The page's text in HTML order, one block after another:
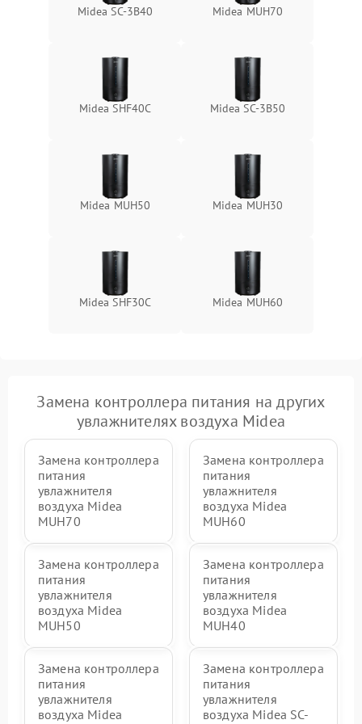
Midea SC-3B40 Midea MUH70
Midea SHF40C Midea SC-3B50
Midea MUH50 Midea MUH30
Midea SHF30C Midea MUH60
Замена контроллера питания на других
увлажнителях воздуха Midea
Замена контроллера
питания
увлажнителя
воздуха Midea
MUH70
Замена контроллера
питания
увлажнителя
воздуха Midea
MUH60
Замена контроллера
питания
увлажнителя
воздуха Midea
MUH50
Замена контроллера
питания
увлажнителя
воздуха Midea
MUH40
Замена контроллера
питания
увлажнителя
воздуха Midea
Замена контроллера
питания
увлажнителя
воздуха Midea SC-